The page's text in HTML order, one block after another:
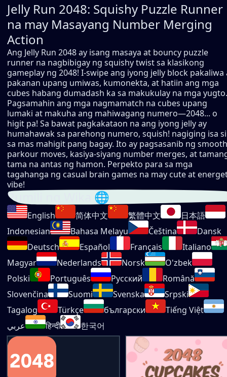
Jelly Run 2048: Squishy Puzzle Runner
na may Masayang Number Merging
Action
Ang Jelly Run 2048 ay isang masaya at bouncy puzzle
runner na nagbibigay ng squishy twist sa klasikong
gameplay ng 2048! I-swipe ang iyong jelly block pakaliwa
pakanan upang umiwas, kumonekta, at hatiin ang mga
cubes habang dumadash ka sa makukulay na mga yugto.
Pagsamahin ang mga nagmamatch na cubes upang
lumaki at makuha ang mahiwagang numero—2048... o
higit pa! Sa bawat pagkakataon na ang iyong jelly ay
humahawak sa parehong numero, squish! nagiging isa
sa mas mahigit pang bagay. Ito ay pagsasanib ng smooth
parkour moves, kasiya-siyang number merges, at
tama na antas ng hamon. Perpekto para sa mga
tagahanga ng casual brain games na may cute at
vibe!
Pumili ng Wika 🌐
English 简体中文 繁體中文
日本語
Indonesian
Bahasa Melayu Čeština
Dansk
Deutsch
Español Français
Italiano
Magyar
Nederlands Norsk
O'zbek
Polski
Português Русский
Română
Slovenčina
Suomi Svenska
Srpski
Tagalog
Türkçe български
Tiếng Việt
عربي
हिन्दी 한국어